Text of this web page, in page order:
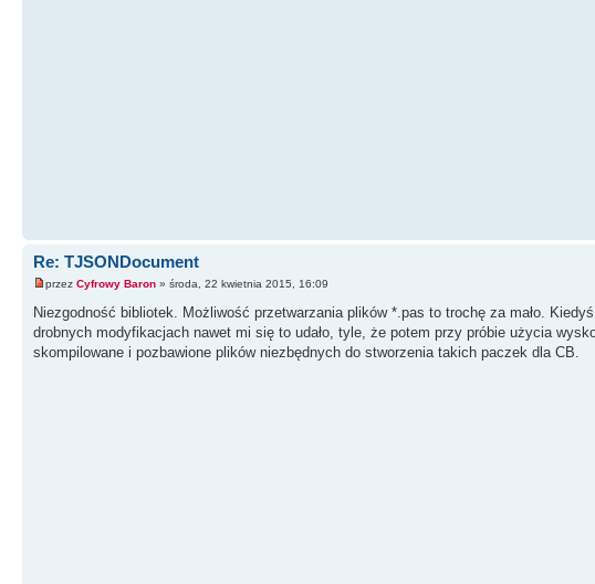
Re: TJSONDocument
przez Cyfrowy Baron » środa, 22 kwietnia 2015, 16:09
Niezgodność bibliotek. Możliwość przetwarzania plików *.pas to trochę za mało.
drobnych modyfikacjach nawet mi się to udało, tyle, że potem przy próbie użycia
skompilowane i pozbawione plików niezbędnych do stworzenia takich paczek dla CB.